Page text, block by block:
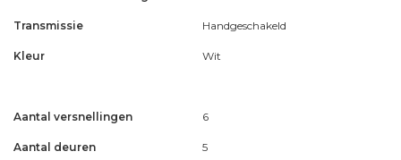
Transmissie Handgeschakeld
Kleur Wit
Aantal versnellingen 6
Aantal deuren 5